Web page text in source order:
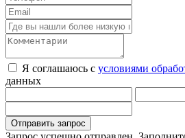
Я соглашаюсь с условиями
данных